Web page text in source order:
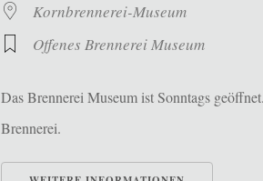
Kornbrennerei-Museum
Offenes Brennerei Museum
Das Brennerei Museum ist Sonntags
Brennerei.